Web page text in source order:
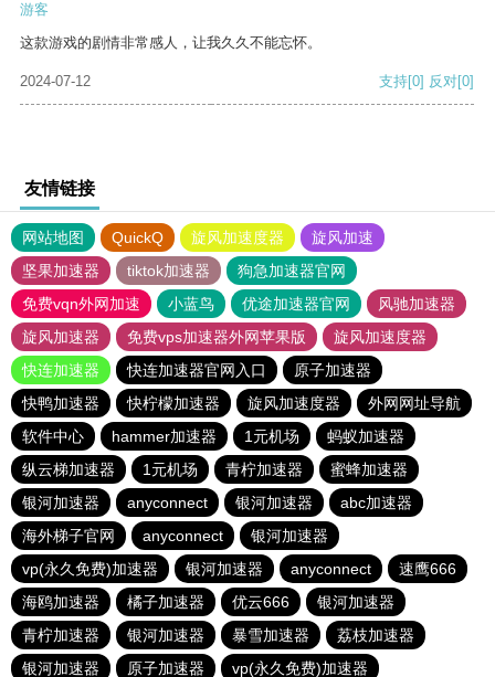
游客
这款游戏的剧情非常感人，让我久久不能忘怀。
2024-07-12 支持[0] 反对[0]
友情链接
网站地图 QuickQ 旋风加速度器
旋风加速
坚果加速器
tiktok加速器
狗急加速器官网
免费vqn外网加速
小蓝鸟 优途加速器官网
风驰加速器
旋风加速器
免费vps加速器外网苹果版
旋风加速度器
快连加速器
快连加速器官网入口
原子加速器
快鸭加速器
快柠檬加速器 旋风加速度器
外网网址导航
软件中心
hammer加速器 1元机场
蚂蚁加速器
纵云梯加速器
1元机场 青柠加速器
蜜蜂加速器
银河加速器
anyconnect 银河加速器
abc加速器
海外梯子官网
anyconnect
银河加速器
vp(永久免费)加速器
银河加速器 anyconnect
速鹰666
海鸥加速器
橘子加速器 优云666
银河加速器
青柠加速器
银河加速器 暴雪加速器
荔枝加速器
银河加速器
原子加速器 vp(永久免费)加速器